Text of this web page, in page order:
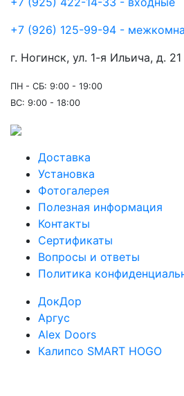
+7 (926) 125-99-94 -
г. Ногинск, ул. 1-я Ильича, д. 21
ПН - СБ: 9:00 - 19:00
ВС: 9:00 - 18:00
Доставка
Установка
Фотогалерея
Полезная информация
Контакты
Сертификаты
Вопросы и ответы
Политика
ДокДор
Аргус
Alex Doors
Калипсо SMART HOGO